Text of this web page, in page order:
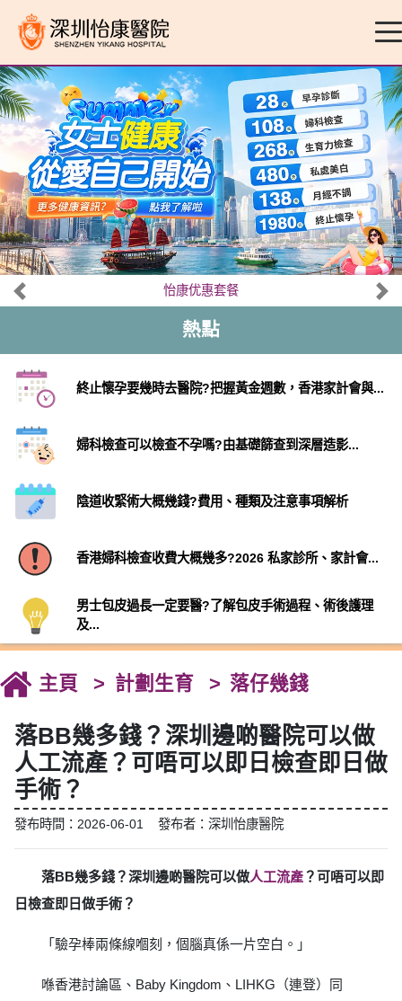
怡康优惠套餐
熱點
終止懷孕要幾時去醫院?把握黃金週數，香港家計會與...
婦科檢查可以檢查不孕嗎?由基礎篩查到深層造影...
陰道收緊術大概幾錢?費用、種類及注意事項解析
香港婦科檢查收費大概幾多?2026 私家診所、家計會...
男士包皮過長一定要醫?了解包皮手術過程、術後護理
及...
主頁 計劃生育 落仔幾錢
落BB幾多錢？深圳邊啲醫院可以做
人工流產？可唔可以即日檢查即日做
手術？
發布時間：2026-06-01 發布者：深圳怡康醫院
落BB幾多錢？深圳邊啲醫院可以做人工流產 ？可唔可以即
日檢查即日做手術？
「驗孕棒兩條線嗰刻，個腦真係一片空白。」
喺香港討論區、Baby Kingdom、LIHKG（連登）同